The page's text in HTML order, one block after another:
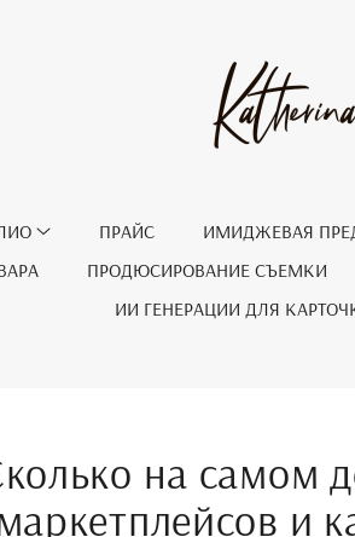
ПРАЙС ИМИДЖЕВАЯ
ПРОДЮСИРОВАНИЕ СЪЕМКИ
ИИ ГЕНЕРАЦИИ ДЛЯ
на самом
и